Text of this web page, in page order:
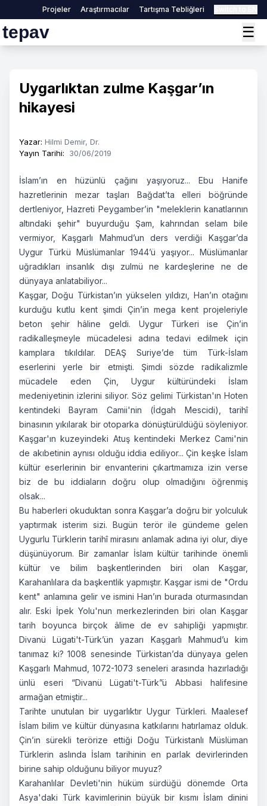
Projeler Araştırmacılar Tartışma Tebliğleri
tepav ☰
Uygarlıktan zulme Kaşgar’ın
hikayesi
Yazar: Hilmi Demir, Dr.
Yayın Tarihi: 30/06/2019
İslam’ın en hüzünlü çağını yaşıyoruz... Ebu Hanife
hazretlerinin mezar taşları Bağdat’ta elleri böğründe
dertleniyor, Hazreti Peygamber’in "meleklerin kanatlarının
altındaki şehir" buyurduğu Şam, kahrından selam bile
vermiyor, Kaşgarlı Mahmud’un ders verdiği Kaşgar’da
Uygur Türkü Müslümanlar 1944’ü yaşıyor... Müslümanlar
uğradıkları insanlık dışı zulmü ne kardeşlerine ne de
dünyaya anlatabiliyor...
Kaşgar, Doğu Türkistan’ın yükselen yıldızı, Han’ın otağını
kurduğu kutlu kent şimdi Çin’in mega kent projeleriyle
beton şehir hâline geldi. Uygur Türkeri ise Çin’in
radikalleşmeyle mücadelesi adına tedavi edilmek için
kamplara tıkıldılar. DEAŞ Suriye’de tüm Türk-İslam
eserlerini yerle bir etmişti. Şimdi sözde radikalizmle
mücadele eden Çin, Uygur kültüründeki İslam
medeniyetinin izlerini siliyor. Söz gelimi Türkistan'ın Hoten
kentindeki Bayram Camii'nin (İdgah Mescidi), tarihî
binasının yıkılarak bir otoparka dönüştürüldüğü söyleniyor.
Kaşgar'ın kuzeyindeki Atuş kentindeki Merkez Cami'nin
de akıbetinin aynısı olduğu iddia ediliyor... Çin keşke İslam
kültür eserlerinin bir envanterini çıkartmamıza izin verse
biz de bu iddiaların doğru olup olmadığını öğrenmiş
olsak...
Bu haberleri okuduktan sonra Kaşgar’a doğru bir yolculuk
yaptırmak isterim sizi. Bugün terör ile gündeme gelen
Uygurlu Türklerin tarihî mirasını anlamak adına iyi olur, diye
düşünüyorum. Bir zamanlar İslam kültür tarihinde önemli
kültür ve bilim başkentlerinden biri olan Kaşgar,
Karahanlılara da başkentlik yapmıştır. Kaşgar ismi de "Ordu
kent" anlamına gelir ve ismini Han’ın burada oturmasından
alır. Eski İpek Yolu'nun merkezlerinden biri olan Kaşgar
tarih boyunca birçok âlime de ev sahipliği yapmıştır.
Divanü Lügati't-Türk’ün yazarı Kaşgarlı Mahmud’u kim
tanımaz ki? 1008 senesinde Türkistan’da dünyaya gelen
Kaşgarlı Mahmud, 1072-1073 seneleri arasında hazırladığı
ünlü eseri “Divanü Lügati't-Türk”ü Abbasi halifesine
armağan etmiştir...
Tarihte unutulan bir uygarlıktır Uygur Türkleri. Maalesef
İslam bilim ve kültür dünyasına katkılarını hatırlamaz olduk.
Çin’in sürekli terörize ettiği Doğu Türkistanlı Müslüman
Türklerin aslında İslam tarihinin en parlak devirlerinden
birine sahip olduğunu biliyor muyuz?
Karahanlılar Devleti'nin hüküm sürdüğü dönemde Orta
Asya'daki Türk kavimlerinin büyük bir kısmı İslam dinini